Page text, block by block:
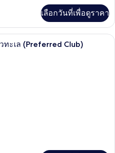
เลือกวันที่เพื่อดูราคา
ห้องดับเบิล, ใช้คลับเลานจ์ได้, วิวทะเ
ทะเล (Preferred Club)